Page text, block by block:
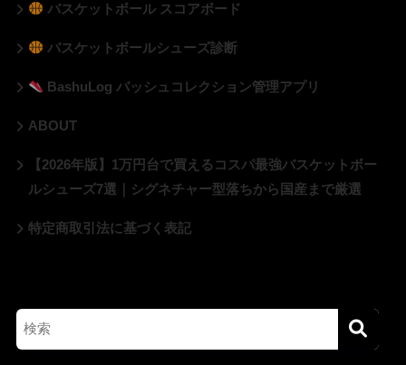
バスケットボール スコアボード
バスケットボールシューズ診断
BashuLog バッシュコレクション管理アプリ
ABOUT
【2026年版】1万円台で買えるコスパ最強バスケットボー
ルシューズ7選｜シグネチャー型落ちから国産まで厳選
特定商取引法に基づく表記